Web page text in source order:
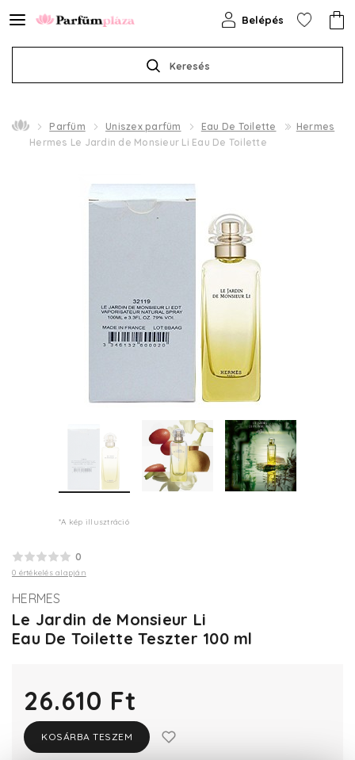
Keresés
Belépés
Parfüm Uniszex parfüm Eau De Toilette
Hermes
Hermes Le Jardin de Monsieur Li Eau De Toilette
*A kép illusztráció
0
0 értékelés alapján
HERMES
Le Jardin de Monsieur Li
Eau De Toilette Teszter 100 ml
26.610 Ft
KOSÁRBA TESZEM